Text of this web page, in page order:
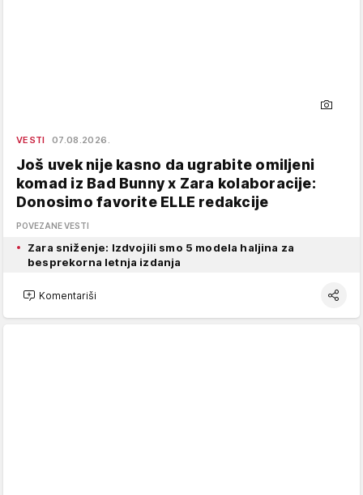
VESTI 07.08.2026.
Još uvek nije kasno da ugrabite omiljeni
komad iz Bad Bunny x Zara kolaboracije:
Donosimo favorite ELLE redakcije
POVEZANE VESTI
Zara sniženje: Izdvojili smo 5 modela haljina za
besprekorna letnja izdanja
Komentariši